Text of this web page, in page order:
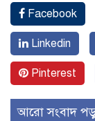
Facebook
Linkedin
Pinterest
আরো সংবাদ